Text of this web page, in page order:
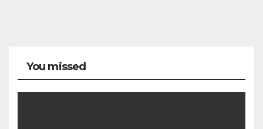
You missed